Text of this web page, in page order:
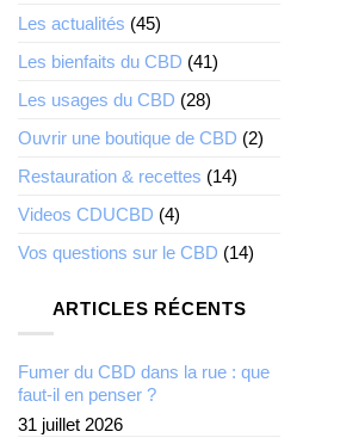
Les actualités (45)
Les bienfaits du CBD (41)
Les usages du CBD (28)
Ouvrir une boutique de CBD (2)
Restauration & recettes (14)
Videos CDUCBD (4)
Vos questions sur le CBD (14)
ARTICLES RÉCENTS
Fumer du CBD dans la rue : que
faut-il en penser ?
31 juillet 2026